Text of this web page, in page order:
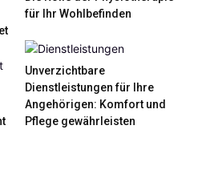
für Ihr Wohlbefinden
Unverzichtbare
Dienstleistungen für Ihre
Angehörigen: Komfort und
Pflege gewährleisten